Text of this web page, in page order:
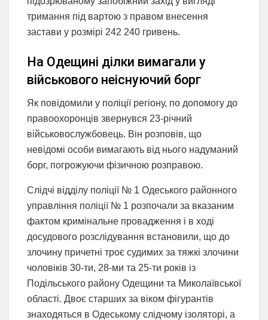
тримання під вартою з правом внесення
застави у розмірі 242 240 гривень.
На Одещині ділки вимагали у
військового неіснуючий борг
Як повідомили у поліції регіону, по допомогу до
правоохоронців звернувся 23-річний
військовослужбовець. Він розповів, що
невідомі особи вимагають від нього надуманий
борг, погрожуючи фізичною розправою.
Слідчі відділу поліції № 1 Одеського районного
управління поліції № 1 розпочали за вказаним
фактом кримінальне провадження і в ході
досудового розслідування встановили, що до
злочину причетні троє судимих за тяжкі злочини
чоловіків 30-ти, 28-ми та 25-ти років із
Подільського району Одещини та Миколаївської
області. Двоє старших за віком фігурантів
знаходяться в Одеському слідчому ізоляторі, а